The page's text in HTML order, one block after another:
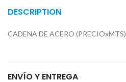
DESCRIPTION
CADENA DE ACERO (PRECIOxMTS)
ENVÍO Y ENTREGA